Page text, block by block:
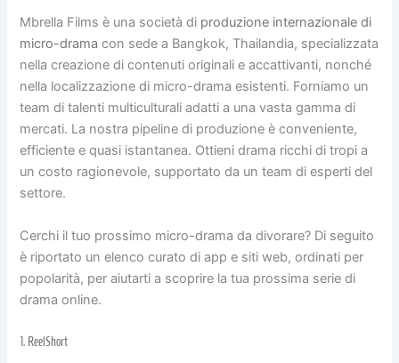
Mbrella Films è una società di produzione internazionale di
micro-drama con sede a Bangkok, Thailandia, specializzata
nella creazione di contenuti originali e accattivanti, nonché
nella localizzazione di micro-drama esistenti. Forniamo un
team di talenti multiculturali adatti a una vasta gamma di
mercati. La nostra pipeline di produzione è conveniente,
efficiente e quasi istantanea. Ottieni drama ricchi di tropi a
un costo ragionevole, supportato da un team di esperti del
settore.
Cerchi il tuo prossimo micro-drama da divorare? Di seguito
è riportato un elenco curato di app e siti web, ordinati per
popolarità, per aiutarti a scoprire la tua prossima serie di
drama online.
1. ReelShort